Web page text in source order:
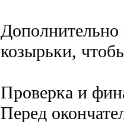
козырьки,
Проверка и
Перед